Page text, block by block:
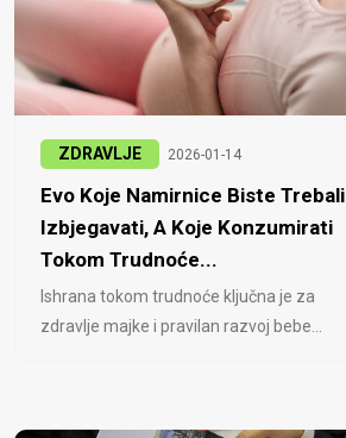
ZDRAVLJE 2026-01-14
Evo Koje Namirnice Biste Trebali
Izbjegavati, A Koje Konzumirati
Tokom Trudnoće...
Ishrana tokom trudnoće ključna je za
zdravlje majke i pravilan razvoj bebe...